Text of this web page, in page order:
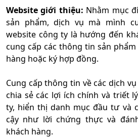
Website giới thiệu: Nhằm mục
sản phẩm, dịch vụ mà mình
website công ty là hướng đến
cung cấp các thông tin sản
hàng hoặc ký hợp đồng.
Cung cấp thông tin về các dịch
chia sẻ các lợi ích chính và triết
ty, hiển thị danh mục đầu tư và
cậy như lời chứng thực và
khách hàng.